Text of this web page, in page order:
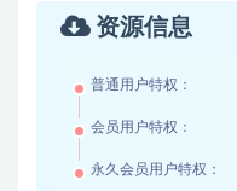
资源信息
普通用户特权：
会员用户特权：
永久会员用户特权：